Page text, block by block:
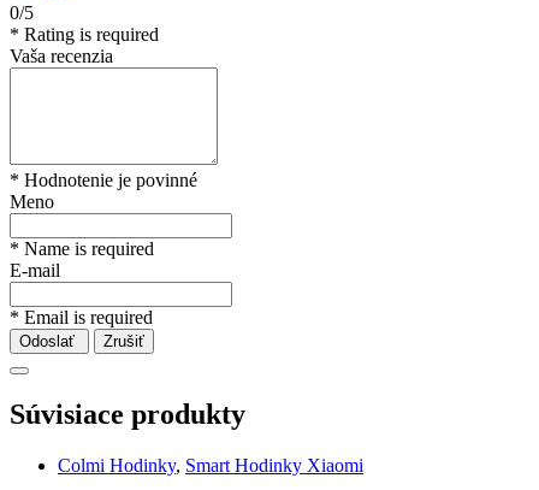
0/5
* Rating is required
Vaša recenzia
* Hodnotenie je povinné
Meno
* Name is required
E-mail
* Email is required
Odoslať Zrušiť
Súvisiace produkty
Colmi Hodinky, Smart Hodinky Xiaomi